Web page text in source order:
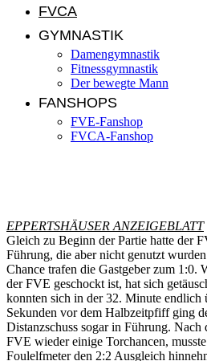
FVCA
GYMNASTIK
Damengymnastik
Fitnessgymnastik
Der bewegte Mann
FANSHOPS
FVE-Fanshop
FVCA-Fanshop
EPPERTSHÄUSER ANZEIGEBLATT
Gleich zu Beginn der Partie hatte der
Führung, die aber nicht genutzt
Chance trafen die Gastgeber zum 1:0.
der FVE geschockt ist, hat sich
konnten sich in der 32. Minute endlich
Sekunden vor dem Halbzeitpfiff ging
Distanzschuss sogar in Führung. Nach
FVE wieder einige Torchancen,
Foulelfmeter den 2:2 Ausgleich